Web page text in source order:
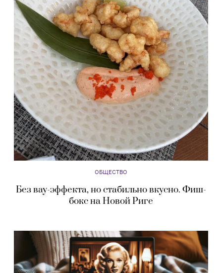
ОБЩЕСТВО
Без вау-эффекта, но стабильно вкусно. Фиш-
бокс на Новой Риге